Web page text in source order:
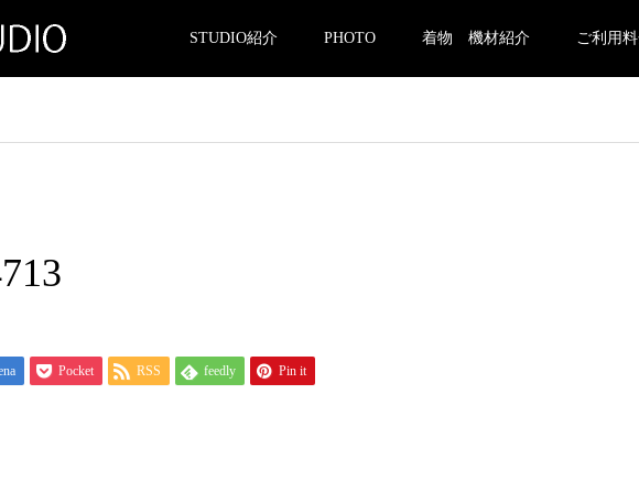
STUDIO紹介 PHOTO 着物 機材紹介 ご利用
Pocket RSS feedly Pin it